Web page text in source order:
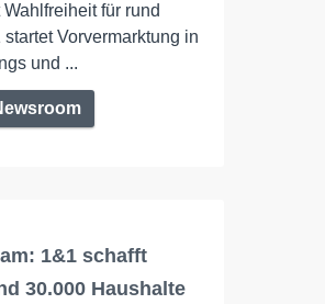
für rund
Vorvermarktung in
und ...
1&1 schafft
30.000 Haushalte